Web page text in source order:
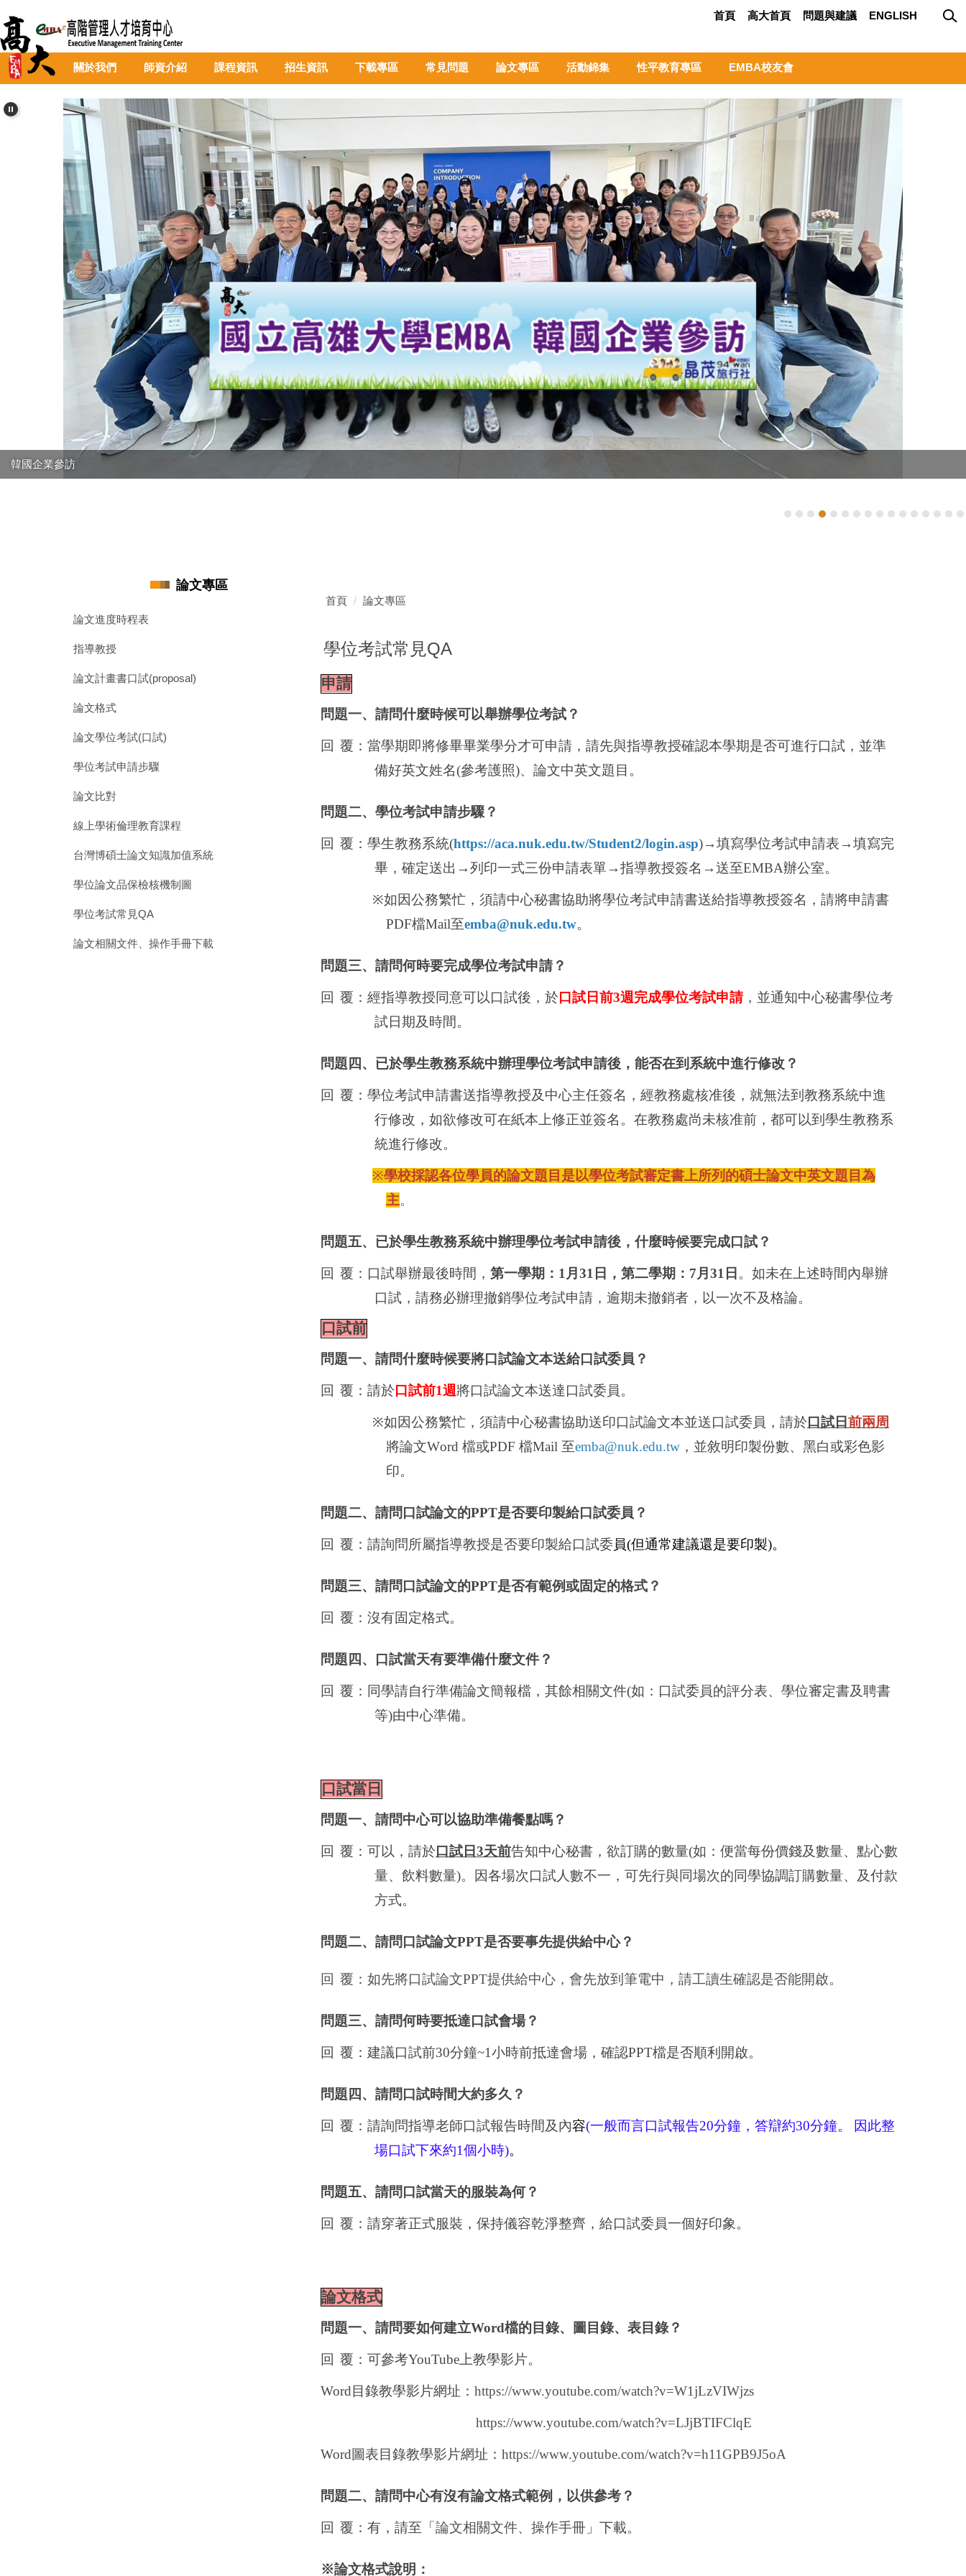
到
主
要
內
區
關於我們 師資介紹 課程資訊 招生資訊 下載專區 常見問題 論文專區 活動錦集 性平教育專區 EMBA校友會
首頁 高大首頁 問題與建議 ENGLISH
韓國企業參訪
論文專區
論文進度時程表
指導教授
論文計畫書口試(proposal)
論文格式
論文學位考試(口試)
學位考試申請步驟
論文比對
線上學術倫理教育課程
台灣博碩士論文知識加值系統
學位論文品保檢核機制圖
學位考試常見QA
論文相關文件、操作手冊下載
首頁 論文專區
學位考試常見QA
申請
問題一、請問什麼時候可以舉辦學位考試？
回 覆：當學期即將修畢畢業學分才可申請，請先與指導教授確認本學期是否可進行口試，並準
備好英文姓名(參考護照)、論文中英文題目。
問題二、學位考試申請步驟？
回 覆 ： 學生教務系統(https://aca.nuk.edu.tw/Student2/login.asp)→填寫學位考試申請表→填寫完
畢，確定送出 →列印一式三份申請表單→指導教授簽名 →送至EMBA辦公室。
※如因公務繁忙，須請中心秘書協助將學位考試申請書送給指導教授簽名，請將申請書
PDF檔Mail至emba@nuk.edu.tw。
問題三、請問何時要完成學位考試申請？
回 覆 ：經指導教授同意可以口試後， 於 口試日前3週完成學位考試申請，並通知中心秘書學位考
試日期及時間。
問題四、已於學生教務系統中辦理學位考試申請後，能否在到系統中進行修改？
回 覆 ：學位考試申請書送指導教授及中心主任簽名，經教務處核准後，就無法到教務系統中進
行修改，如欲修改可在紙本上修正並簽名。在教務處尚未核准前，都可以到學生教務系
統進行修改。
※學校採認各位學員的論文題目是以學位考試審定書上所列的碩士論文中英文題目為
主。
問題五、已於學生教務系統中辦理學位考試申請後，什麼時候要完成口試？
回 覆 ：口試舉辦最後時間， 第一學期： 1月 31 日，第二學期： 7月 31 日 。如未在上述時間內舉辦
口試，請務必辦理撤銷學位考試申請，逾期未撤銷者，以一次不及格論。
口試前
問題一、請問什麼時候要將口試論文本送給口試委員？
回 覆 ：請於 口試前1週將口試論文本送達口試委員。
※如因公務繁忙，須請中心秘書協助送印口試論文本並送口試委員，請於 口試日前兩周
將論文Word 檔或PDF 檔Mail 至emba@nuk.edu.tw，並敘明印製份數、黑白或彩色影
印。
問題二、請問口試論文的PPT是否要印製給口試委員？
回 覆 ：請詢問所屬指導教授是否要印製給口試委員(但通常建議還是要印製)。
問題三、請問口試論文的PPT是否有範例或固定的格式？
回 覆 ： 沒有固定格式。
問題四、口試當天有要準備什麼文件？
回 覆 ：同學請自行準備論文簡報檔，其餘相關文件(如：口試委員的評分表、學位審定書及聘書
等)由中心準備。
口試當日
問題一、請問中心可以協助準備餐點嗎？
回 覆 ：可以，請於 口試日3天前告知中心秘書，欲訂購的數量(如： 便當每份價錢及數量、點心數
量、飲料數量)。因各場次口試人數不一，可先行與同場次的同學協調訂購數量、及付款
方式。
問題二、請問口試論文PPT是否要事先提供給中心？
回 覆 ：如先將口試論文PPT提供給中心，會先放到筆電中，請工讀生確認是否能開啟。
問題三、請問何時要抵達口試會場？
回 覆 ：建議口試前30分鐘~1小時前抵達會場，確認PPT檔是否順利開啟。
問題四、請問口試時間大約多久？
回 覆 ：請詢問指導老師口試報告時間及內容(一般而言口試報告20分鐘，答辯約30分鐘。
因此整
場口試下來約1個小時)。
問題五、請問口試當天的服裝為何？
回 覆 ：請穿著正式服裝，保持儀容乾淨整齊，給口試委員一個好印象。
論文格式
問題一、請問要如何建立Word檔的目錄、圖目錄、表目錄？
回 覆 ：可參考YouTube上教學影片。
Word 目錄教學影片網址： https://www.youtube.com/watch?v=W1jLzVIWjzs
https://www.youtube.com/watch?v=LJjBTIFClqE
Word圖表目錄教學影片網址： https://www.youtube.com/watch?v=h11GPB9J5oA
問題二、請問中心有沒有論文格式範例，以供參考？
回 覆 ：有，請至「 論文相關文件、操作手冊 」下載。
※論文格式說明：